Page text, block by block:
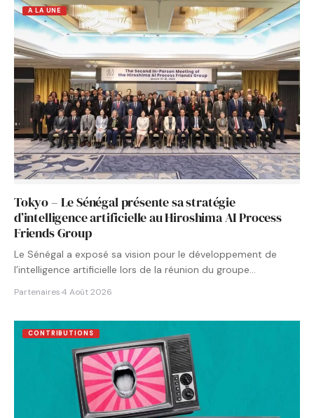
A LA UNE
Tokyo – Le Sénégal présente sa stratégie
d’intelligence artificielle au Hiroshima AI Process
Friends Group
Le Sénégal a exposé sa vision pour le développement de
l’intelligence artificielle lors de la réunion du groupe…
Partenaires·4 Août 2026
CONTRIBUTIONS